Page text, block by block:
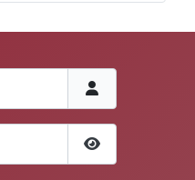
Passwort